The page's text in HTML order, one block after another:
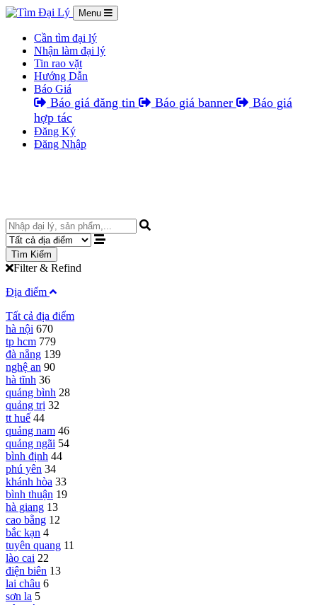
Menu
Cần tìm đại lý
Nhận làm đại lý
Tin rao vặt
Hướng Dẫn
Báo Giá
Báo giá đăng tin Báo giá banner
Báo giá
hợp tác
Đăng Ký
Đăng Nhập
Tìm Kiếm
Filter & Refind
Địa điểm
Tất cả địa điểm
hà nội 670
tp hcm 779
đà nẵng 139
nghệ an 90
hà tĩnh 36
quảng bình 28
quảng trị 32
tt huế 44
quảng nam 46
quảng ngãi 54
bình định 44
phú yên 34
khánh hòa 33
bình thuận 19
hà giang 13
cao bằng 12
bắc kạn 4
tuyên quang 11
lào cai 22
điện biên 13
lai châu 6
sơn la 5